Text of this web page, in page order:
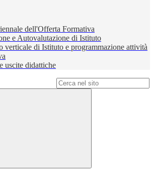
dell'Offerta Formativa
e Autovalutazione di Istituto
verticale di Istituto e programmazione attività
uscite didattiche